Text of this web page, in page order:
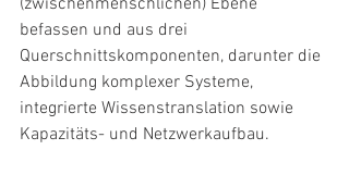
(zwischenmenschlichen) Ebene
befassen und aus drei
Querschnittskomponenten, darunter die
Abbildung komplexer Systeme,
integrierte Wissenstranslation sowie
Kapazitäts- und Netzwerkaufbau.